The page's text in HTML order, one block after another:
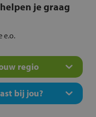
je graag
e.o.
regio
bij jou?